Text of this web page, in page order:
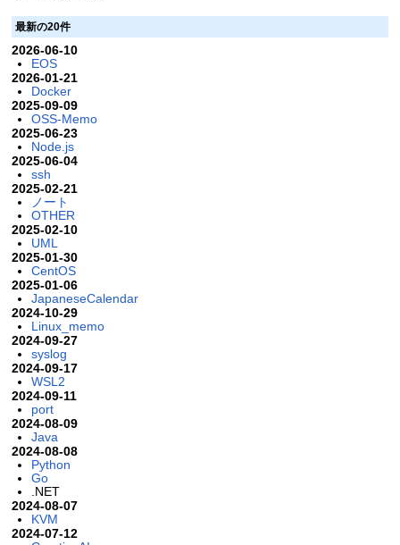
最新の20件
2026-06-10
EOS
2026-01-21
Docker
2025-09-09
OSS-Memo
2025-06-23
Node.js
2025-06-04
ssh
2025-02-21
ノート
OTHER
2025-02-10
UML
2025-01-30
CentOS
2025-01-06
JapaneseCalendar
2024-10-29
Linux_memo
2024-09-27
syslog
2024-09-17
WSL2
2024-09-11
port
2024-08-09
Java
2024-08-08
Python
Go
.NET
2024-08-07
KVM
2024-07-12